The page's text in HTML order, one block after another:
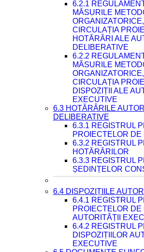
6.2.1
MĂSURILE
CIRCULAȚIA
HOTĂRÂRI ALE
DELIBERATIVE
6.2.2
MĂSURILE
CIRCULAȚIA
DISPOZIȚII ALE
EXECUTIVE
6.3 HOTĂRÂRILE
DELIBERATIVE
6.3.1 REGISTRUL
PROIECTELOR DE
6.3.2 REGISTRUL
HOTĂRÂRILOR
6.3.3 REGISTRUL
ȘEDINȚELOR
6.4 DISPOZIȚIILE
6.4.1 REGISTRUL
PROIECTELOR DE
AUTORITĂȚII
6.4.2 REGISTRUL
DISPOZIȚIILOR
EXECUTIVE